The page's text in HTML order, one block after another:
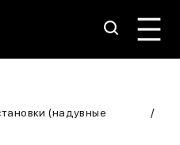
(надувные